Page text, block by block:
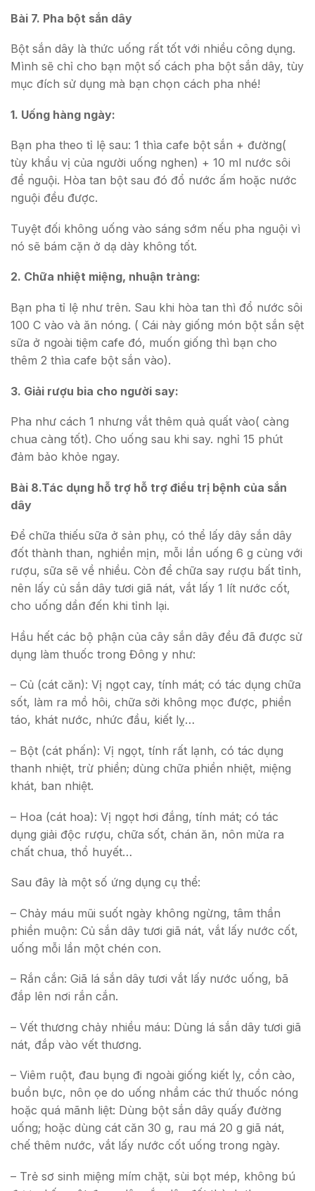
Bài 7. Pha bột sắn dây
Bột sắn dây là thức uống rất tốt với nhiều công dụng.
Mình sẽ chỉ cho bạn một số cách pha bột sắn dây, tùy
mục đích sử dụng mà bạn chọn cách pha nhé!
1. Uống hàng ngày:
Bạn pha theo tỉ lệ sau: 1 thìa cafe bột sắn + đường(
tùy khẩu vị của người uống nghen) + 10 ml nước sôi
để nguội. Hòa tan bột sau đó đổ nước ấm hoặc nước
nguội đều được.
Tuyệt đối không uống vào sáng sớm nếu pha nguội vì
nó sẽ bám cặn ở dạ dày không tốt.
2. Chữa nhiệt miệng, nhuận tràng:
Bạn pha tỉ lệ như trên. Sau khi hòa tan thì đổ nước sôi
100 C vào và ăn nóng. ( Cái này giống món bột sắn sệt
sữa ở ngoài tiệm cafe đó, muốn giống thì bạn cho
thêm 2 thìa cafe bột sắn vào).
3. Giải rượu bia cho người say:
Pha như cách 1 nhưng vắt thêm quả quất vào( càng
chua càng tốt). Cho uống sau khi say. nghỉ 15 phút
đảm bảo khỏe ngay.
Bài 8.Tác dụng hỗ trợ hỗ trợ điều trị bệnh của sắn
dây
Để chữa thiếu sữa ở sản phụ, có thể lấy dây sắn dây
đốt thành than, nghiền mịn, mỗi lần uống 6 g cùng với
rượu, sữa sẽ về nhiều. Còn để chữa say rượu bất tỉnh,
nên lấy củ sắn dây tươi giã nát, vắt lấy 1 lít nước cốt,
cho uống dần đến khi tỉnh lại.
Hầu hết các bộ phận của cây sắn dây đều đã được sử
dụng làm thuốc trong Đông y như:
– Củ (cát căn): Vị ngọt cay, tính mát; có tác dụng chữa
sốt, làm ra mồ hôi, chữa sởi không mọc được, phiền
táo, khát nước, nhức đầu, kiết lỵ…
– Bột (cát phấn): Vị ngọt, tính rất lạnh, có tác dụng
thanh nhiệt, trừ phiền; dùng chữa phiền nhiệt, miệng
khát, ban nhiệt.
– Hoa (cát hoa): Vị ngọt hơi đắng, tính mát; có tác
dụng giải độc rượu, chữa sốt, chán ăn, nôn mửa ra
chất chua, thổ huyết…
Sau đây là một số ứng dụng cụ thể:
– Chảy máu mũi suốt ngày không ngừng, tâm thần
phiền muộn: Củ sắn dây tươi giã nát, vắt lấy nước cốt,
uống mỗi lần một chén con.
– Rắn cắn: Giã lá sắn dây tươi vắt lấy nước uống, bã
đắp lên nơi rắn cắn.
– Vết thương chảy nhiều máu: Dùng lá sắn dây tươi giã
nát, đắp vào vết thương.
– Viêm ruột, đau bụng đi ngoài giống kiết lỵ, cồn cào,
buồn bực, nôn ọe do uống nhầm các thứ thuốc nóng
hoặc quá mãnh liệt: Dùng bột sắn dây quấy đường
uống; hoặc dùng cát căn 30 g, rau má 20 g giã nát,
chế thêm nước, vắt lấy nước cốt uống trong ngày.
– Trẻ sơ sinh miệng mím chặt, sùi bọt mép, không bú